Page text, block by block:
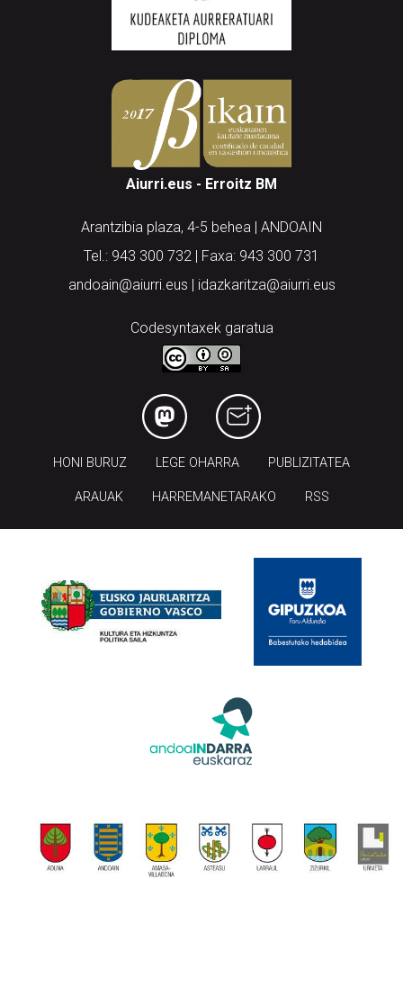
Aiurri.eus - Erroitz BM
Arantzibia plaza, 4-5 behea | ANDOAIN
Tel.: 943 300 732 | Faxa: 943 300 731
andoain@aiurri.eus | idazkaritza@aiurri.eus
Codesyntaxek garatua
HONI BURUZ LEGE OHARRA PUBLIZITATEA
ARAUAK HARREMANETARAKO RSS